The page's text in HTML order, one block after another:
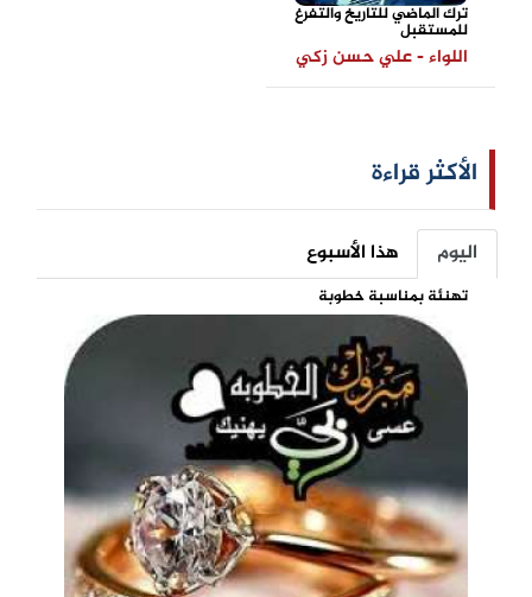
ترك الماضي للتاريخ والتفرغ
للمستقبل
اللواء - علي حسن زكي
الأكثر قراءة
اليوم هذا الأسبوع
تهنئة بمناسبة خطوبة